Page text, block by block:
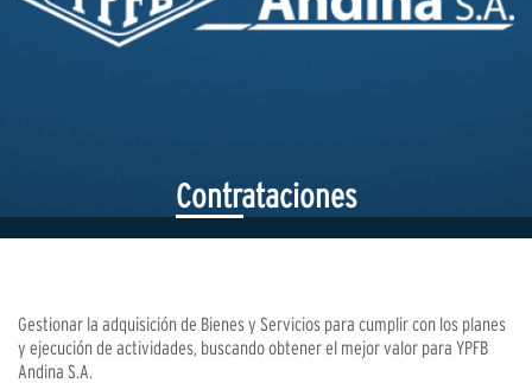
Contrataciones
Gestionar la adquisición de Bienes y Servicios para cumplir con los planes
y ejecución de actividades, buscando obtener el mejor valor para YPFB
Andina S.A.